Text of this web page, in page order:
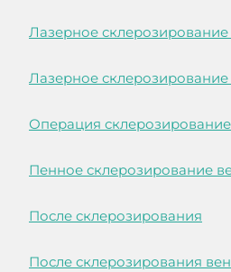
Лазерное склерозирование
Лазерное склерозирование
Операция склерозирование
Пенное склерозирование
После склерозирования
После склерозирования вен